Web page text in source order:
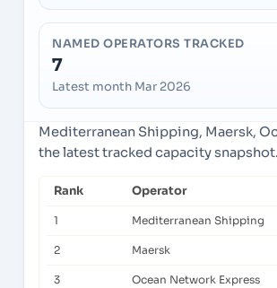
NAMED OPERATORS TRACKED
7
Latest month Mar 2026
Mediterranean Shipping, Maersk,
the latest tracked capacity snapshot.
Rank Operator
1 Mediterranean Shipping
2 Maersk
3 Ocean Network Express